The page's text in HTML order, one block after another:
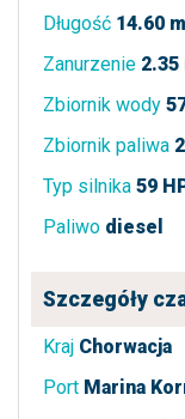
Długość 14.60 m
Zanurzenie 2.35
Zbiornik wody
Zbiornik paliwa
Typ silnika 59
Paliwo diesel
Szczegóły
Kraj Chorwacja
Port Marina